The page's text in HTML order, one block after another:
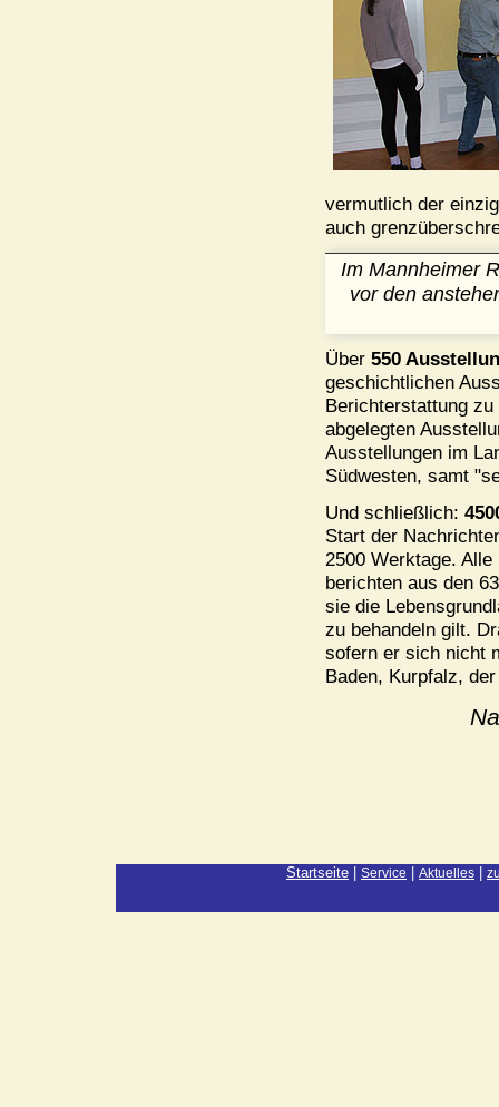
vermutlich der
auch
Im Mannheimer
vor den
Über550
geschichtlichen
Berichterstattung
abgelegten
Ausstellungen im
Südwesten, samt
Und schließlich:
Start der
2500 Werktage.
berichten aus den
sie die
zu behandeln gilt.
sofern er sich nicht
Baden, Kurpfalz,
Startseite Service Aktuelles